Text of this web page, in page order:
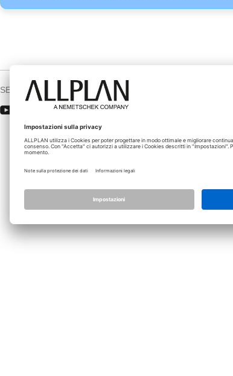
SEGUICI SU
Impostazioni privacy